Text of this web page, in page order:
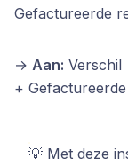
Gefactureerde
→ Aan: Verschil
+
💡 Met deze